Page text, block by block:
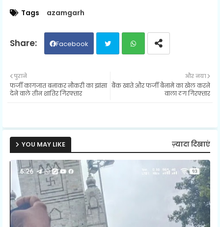
Tags azamgarh
Facebook
ter ats
p
और नया
बैंक खाते और फर्जी बैनामे का खेल करने
वाला ठग गिरफ्तार
पुराने
फर्जी कागजात बनाकर नौकरी का झांसा
देने वाले तीन शातिर गिरफ्तार
YOU MAY LIKE ज़्यादा दिखाएं